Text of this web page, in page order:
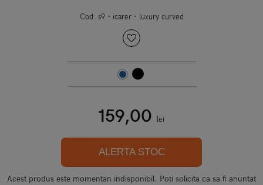
Cod: s9 - icarer - luxury curved
159,00 lei
ALERTA STOC
Acest produs este momentan indisponibil. Poti solicita ca sa fi anuntat